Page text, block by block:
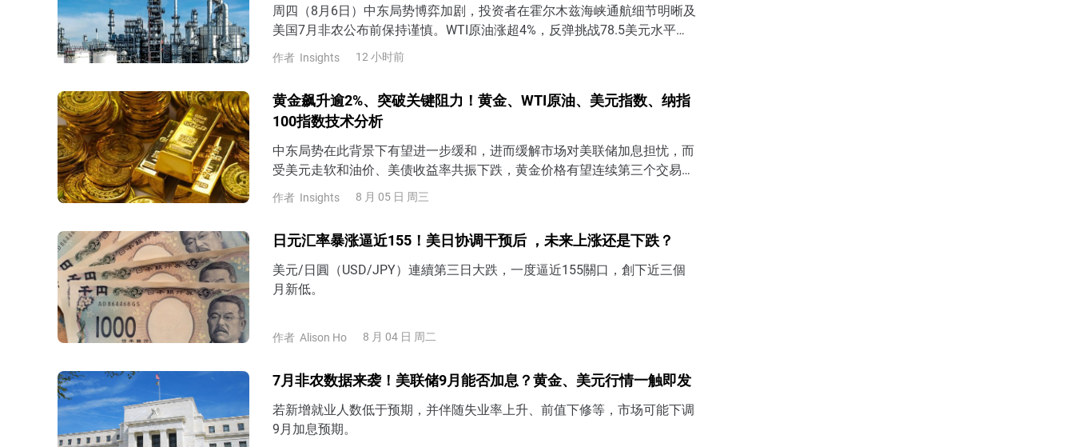
周四（8月6日）中东局势博弈加剧，投资者在霍尔木兹海峡通航细节明晰及
美国7月非农公布前保持谨慎。WTI原油涨超4%，反弹挑战78.5美元水平。
美元、美债收益率齐齐反弹，其中10年期美债收益率上涨6个基点至
4.67%，美元反攻100关口。黄金冲高回落受阻4300美元。
作者 Insights 12 小时前
黄金飙升逾2%、突破关键阻力！黄金、WTI原油、美元指数、纳指
100指数技术分析
中东局势在此背景下有望进一步缓和，进而缓解市场对美联储加息担忧，而
受美元走软和油价、美债收益率共振下跌，黄金价格有望连续第三个交易日
上涨，并进一步上攻4200美元上方阻力。
作者 Insights 8 月 05 日 周三
日元汇率暴涨逼近155！美日协调干预后 ，未来上涨还是下跌？
美元/日圓（USD/JPY）連續第三日大跌，一度逼近155關口，創下近三個
月新低。
作者 Alison Ho 8 月 04 日 周二
7月非农数据来袭！美联储9月能否加息？黄金、美元行情一触即发
若新增就业人数低于预期，并伴随失业率上升、前值下修等，市场可能下调
9月加息预期。